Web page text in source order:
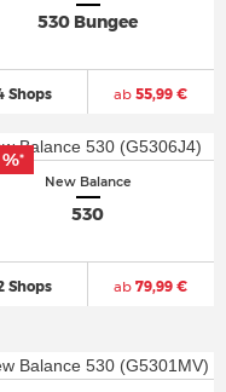
530 Bungee
Shops ab 55,99 €
New Balance
530
Shops ab 79,99 €
*